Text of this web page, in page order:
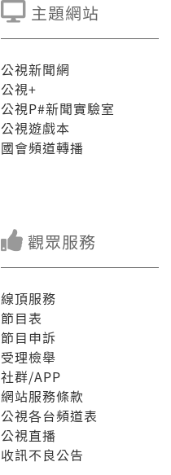
主題網站
公視新聞網
公視+
公視P#新聞實驗室
公視遊戲本
國會頻道轉播
觀眾服務
線頂服務
節目表
節目申訴
受理檢舉
社群/APP
網站服務條款
公視各台頻道表
公視直播
收訊不良公告